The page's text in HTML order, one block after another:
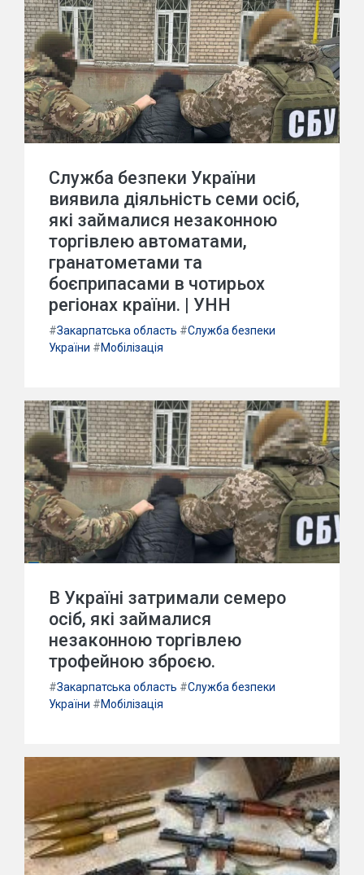
Служба безпеки України
виявила діяльність семи осіб,
які займалися незаконною
торгівлею автоматами,
гранатометами та
боєприпасами в чотирьох
регіонах країни. | УНН
#Закарпатська область #Служба безпеки
України #Мобілізація
В Україні затримали семеро
осіб, які займалися
незаконною торгівлею
трофейною зброєю.
#Закарпатська область #Служба безпеки
України #Мобілізація